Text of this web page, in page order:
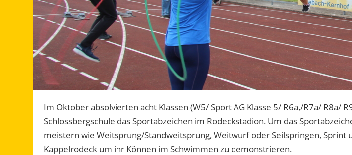
Im Oktober absolvierten acht Klassen (W5/ Sport AG Klasse 5/ R6a,/R7a/ R8a/
Schlossbergschule das Sportabzeichen im Rodeckstadion. Um das
meistern wie Weitsprung/Standweitsprung, Weitwurf oder Seilspringen, Sprint
Kappelrodeck um ihr Können im Schwimmen zu demonstrieren.